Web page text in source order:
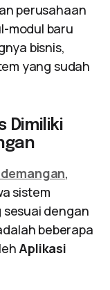
perusahaan
modul baru
bisnis,
yang sudah
Dimiliki
,
sistem
dengan
beberapa
Aplikasi